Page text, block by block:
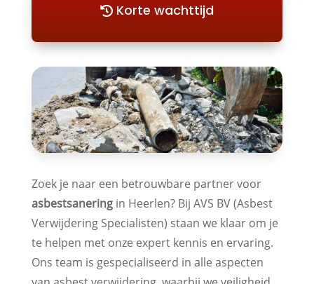
Korte wachttijd
Zoek je naar een betrouwbare partner voor
asbestsaneringin Heerlen? Bij AVS BV (Asbest
Verwijdering Specialisten) staan we klaar om je
te helpen met onze expert kennis en ervaring.
Ons team is gespecialiseerd in alle aspecten